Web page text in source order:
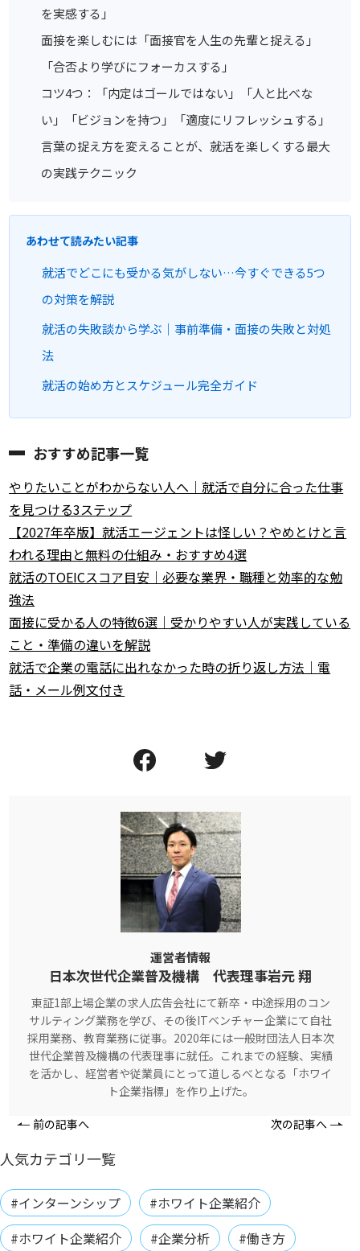
を実感する」
面接を楽しむには「面接官を人生の先輩と捉える」
「合否より学びにフォーカスする」
コツ4つ：「内定はゴールではない」「人と比べな
い」「ビジョンを持つ」「適度にリフレッシュする」
言葉の捉え方を変えることが、就活を楽しくする最大
の実践テクニック
あわせて読みたい記事
就活でどこにも受かる気がしない…今すぐできる5つ
の対策を解説
就活の失敗談から学ぶ｜事前準備・面接の失敗と対処
法
就活の始め方とスケジュール完全ガイド
おすすめ記事一覧
やりたいことがわからない人へ｜就活で自分に合った仕事
を見つける3ステップ
【2027年卒版】就活エージェントは怪しい？やめとけと言
われる理由と無料の仕組み・おすすめ4選
就活のTOEICスコア目安｜必要な業界・職種と効率的な勉
強法
面接に受かる人の特徴6選｜受かりやすい人が実践している
こと・準備の違いを解説
就活で企業の電話に出れなかった時の折り返し方法｜電
話・メール例文付き
運営者情報
日本次世代企業普及機構 代表理事岩元 翔
東証1部上場企業の求人広告会社にて新卒・中途採用のコン
サルティング業務を学び、その後ITベンチャー企業にて自社
採用業務、教育業務に従事。2020年には一般財団法人日本次
世代企業普及機構の代表理事に就任。これまでの経験、実績
を活かし、経営者や従業員にとって道しるべとなる「ホワイ
ト企業指標」を作り上げた。
前の記事へ 次の記事へ
人気カテゴリ一覧
#インターンシップ
#ホワイト企業紹介
#ホワイト企業紹介
#企業分析 #働き方